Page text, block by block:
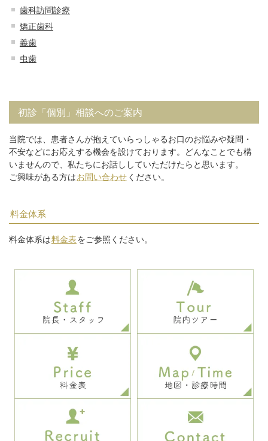
歯科訪問診療
矯正歯科
義歯
虫歯
初診「個別」相談へのご案内
当院では、患者さんが抱えていらっしゃるお口のお悩みや疑問・
不安などにお応えする機会を設けております。どんなことでも構
いませんので、私たちにお話ししていただけたらと思います。
ご興味がある方はお問い合わせ ください。
料金体系
料金体系は料金表をご参照ください。